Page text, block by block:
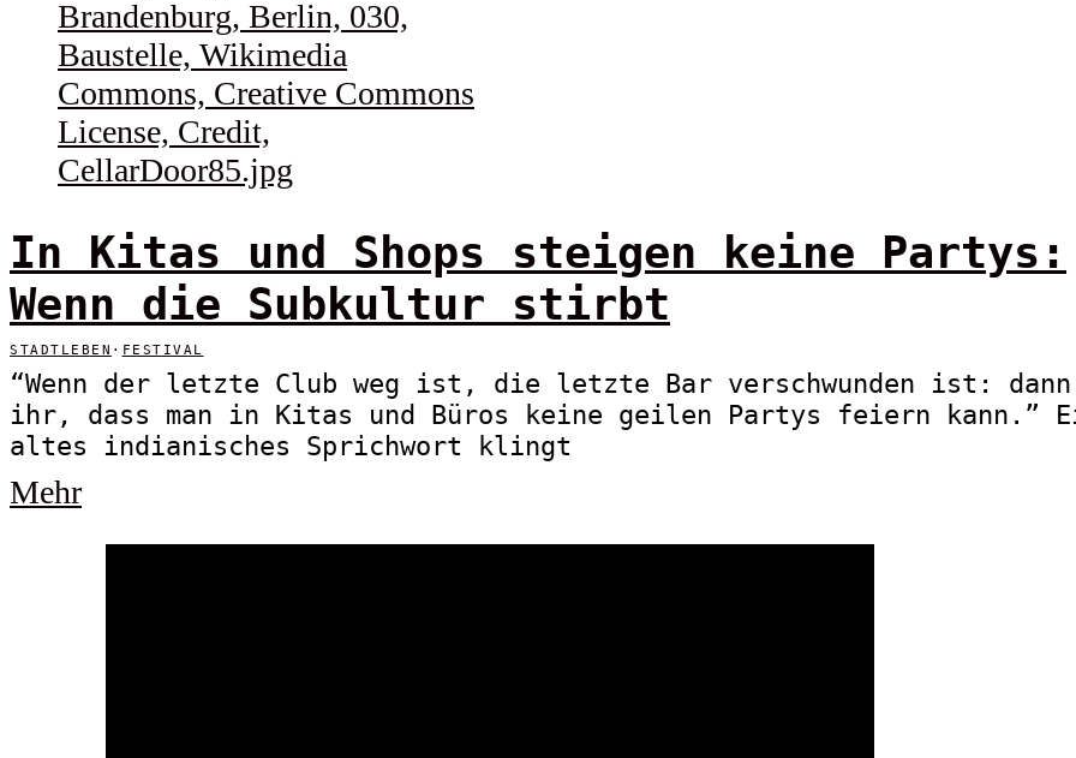
In Kitas und Shops steigen keine Partys:
Wenn die Subkultur stirbt
STADTLEBEN · FESTIVAL
“Wenn der letzte Club weg ist, die letzte Bar verschwunden ist: dann
ihr, dass man in Kitas und Büros keine geilen Partys feiern kann.”
altes indianisches Sprichwort klingt
Mehr